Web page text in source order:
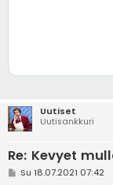
Uutiset
Uutisankkuri
Re: Kevyet
VSu 18.07.2021 07:42